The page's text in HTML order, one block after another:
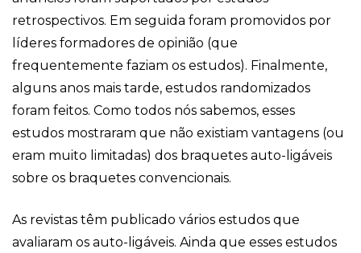
retrospectivos. Em seguida foram promovidos por
líderes formadores de opinião (que
frequentemente faziam os estudos). Finalmente,
alguns anos mais tarde, estudos randomizados
foram feitos. Como todos nós sabemos, esses
estudos mostraram que não existiam vantagens (ou
eram muito limitadas) dos braquetes auto-ligáveis
sobre os braquetes convencionais.
As revistas têm publicado vários estudos que
avaliaram os auto-ligáveis. Ainda que esses estudos